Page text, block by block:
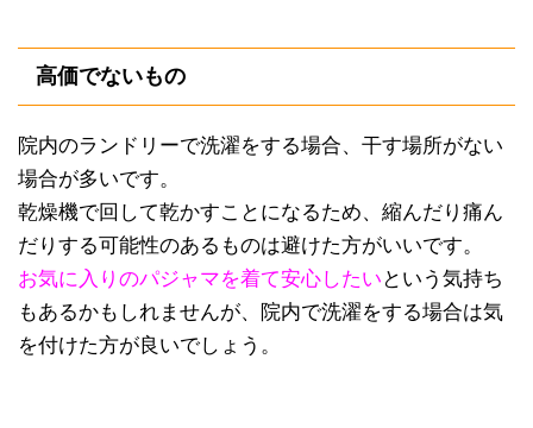
高価でないもの
院内のランドリーで洗濯をする場合、干す場所がない
場合が多いです。
乾燥機で回して乾かすことになるため、縮んだり痛ん
だりする可能性のあるものは避けた方がいいです。
お気に入りのパジャマを着て安心したい という気持ち
もあるかもしれませんが、院内で洗濯をする場合は気
を付けた方が良いでしょう。